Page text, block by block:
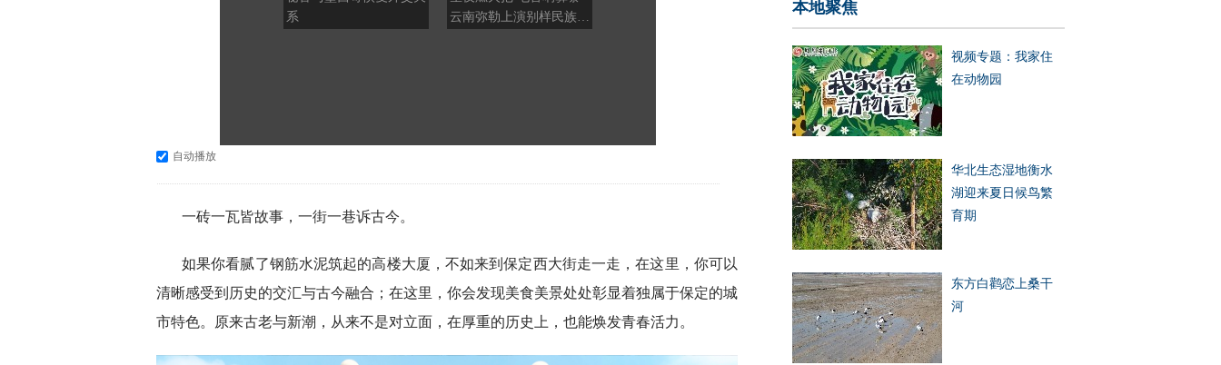
系
云南弥勒上演别样民族狂
佐，黄土高原的文明灯塔
自动播放
一砖一瓦皆故事，一街一巷诉古今。
如果你看腻了钢筋水泥筑起的高楼大厦，不如来到保定西大街走一走，在这里，你可以
清晰感受到历史的交汇与古今融合；在这里，你会发现美食美景处处彰显着独属于保定的城
市特色。原来古老与新潮，从来不是对立面，在厚重的历史上，也能焕发青春活力。
本地聚焦
视频专题：我家住
在动物园
华北生态湿地衡水
湖迎来夏日候鸟繁
育期
东方白鹳恋上桑干
河